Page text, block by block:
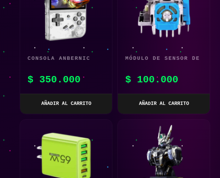
CONSOLA ANBERNIC
32GB
$ 350.000
AÑADIR AL CARRITO
MÓDULO DE SENSOR DE
ANALÓGICO 3D PARA
$ 100.000
AÑADIR AL CARRITO